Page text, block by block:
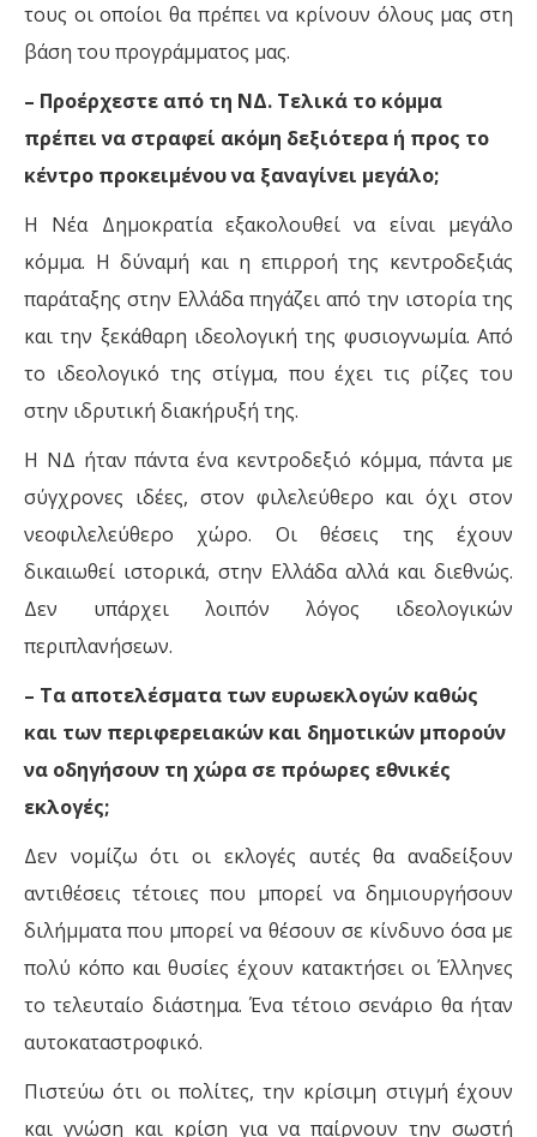
τους οι οποίοι θα πρέπει να κρίνουν όλους μας στη
βάση του προγράμματος μας.
– Προέρχεστε από τη ΝΔ. Τελικά το κόμμα
πρέπει να στραφεί ακόμη δεξιότερα ή προς το
κέντρο προκειμένου να ξαναγίνει μεγάλο;
Η Νέα Δημοκρατία εξακολουθεί να είναι μεγάλο
κόμμα. Η δύναμή και η επιρροή της κεντροδεξιάς
παράταξης στην Ελλάδα πηγάζει από την ιστορία της
και την ξεκάθαρη ιδεολογική της φυσιογνωμία. Από
το ιδεολογικό της στίγμα, που έχει τις ρίζες του
στην ιδρυτική διακήρυξή της.
Η ΝΔ ήταν πάντα ένα κεντροδεξιό κόμμα, πάντα με
σύγχρονες ιδέες, στον φιλελεύθερο και όχι στον
νεοφιλελεύθερο χώρο. Οι θέσεις της έχουν
δικαιωθεί ιστορικά, στην Ελλάδα αλλά και διεθνώς.
Δεν υπάρχει λοιπόν λόγος ιδεολογικών
περιπλανήσεων.
– Τα αποτελέσματα των ευρωεκλογών καθώς
και των περιφερειακών και δημοτικών μπορούν
να οδηγήσουν τη χώρα σε πρόωρες εθνικές
εκλογές;
Δεν νομίζω ότι οι εκλογές αυτές θα αναδείξουν
αντιθέσεις τέτοιες που μπορεί να δημιουργήσουν
διλήμματα που μπορεί να θέσουν σε κίνδυνο όσα με
πολύ κόπο και θυσίες έχουν κατακτήσει οι Έλληνες
το τελευταίο διάστημα. Ένα τέτοιο σενάριο θα ήταν
αυτοκαταστροφικό.
Πιστεύω ότι οι πολίτες, την κρίσιμη στιγμή έχουν
και γνώση και κρίση για να παίρνουν την σωστή